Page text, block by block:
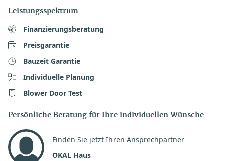
Leistungsspektrum
Finanzierungsberatung
Preisgarantie
Bauzeit Garantie
Individuelle Planung
Blower Door Test
Persönliche Beratung für Ihre individuellen Wünsche
Finden Sie jetzt Ihren Ansprechpartner
OKAL Haus